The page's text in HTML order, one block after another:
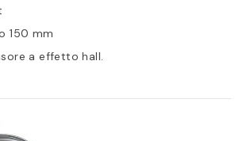
150 mm
a effetto hall.